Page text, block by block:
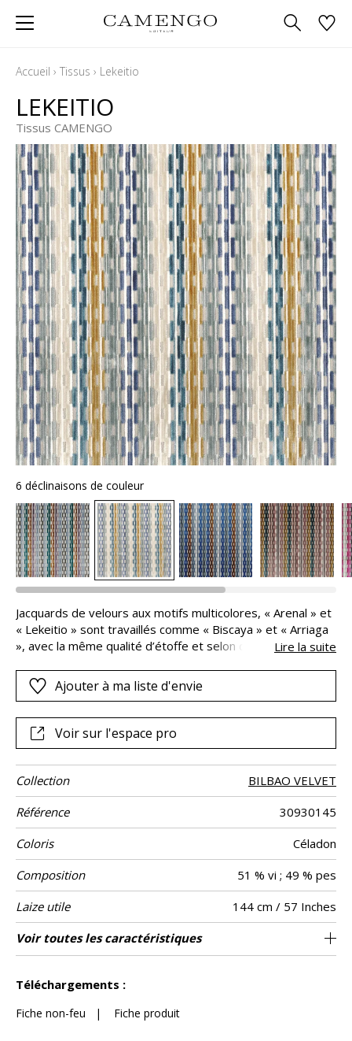
Accueil › Tissus › Lekeitio
LEKEITIO
Tissus CAMENGO
6 déclinaisons de couleur
Jacquards de velours aux motifs multicolores, « Arenal » et
« Lekeitio » sont travaillés comme « Biscaya » et « Arriaga
», avec la même qualité d’étoffe et selon des nuanciers
une parfaite harmonie. Les associations de couleurs :
classiques, douces ou profondes, se mélangent dans de
diffuseront immédiatement chez vous leur charme
irrésistible.
Lire la suite
Ajouter à ma liste d'envie
Voir sur l'espace pro
Collection
BILBAO VELVET
Référence
30930145
Coloris
Céladon
Composition
51 % vi ; 49 % pes
Laize utile
144 cm / 57 Inches
Raccord
Raccord droit
Test
Martindale
100000
Usage
martindale
Siège à usage intensif : >40,000 cycles
(Martindale) et/ou >30,000 doubles rubs
Wyzenbeek 100000
Sens De large
Poids g/m² 620
Usage
Entretien
Pays d'origine Inde
Rapport
Horizontal
18 cm / 7 Inches
Rapport
Vertical
6 cm / 2 Inches
Voir toutes les caractéristiques
Téléchargements :
Fiche non-feu | Fiche produit